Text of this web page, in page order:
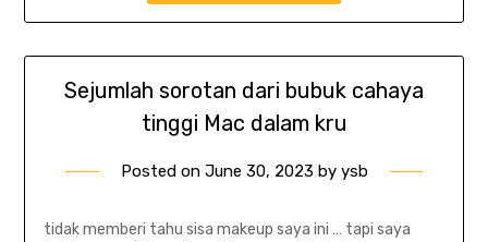
Sejumlah sorotan dari bubuk cahaya
tinggi Mac dalam kru
Posted on June 30, 2023 by ysb
tidak memberi tahu sisa makeup saya ini … tapi saya